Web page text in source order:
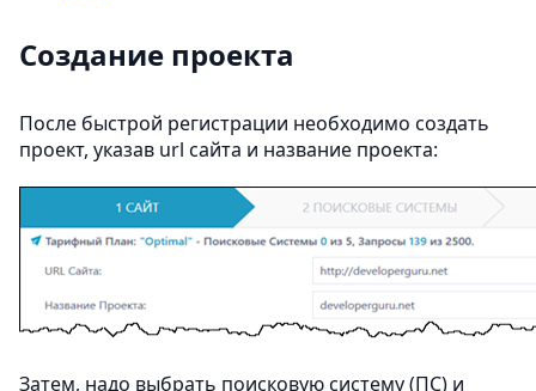
Создание проекта
После быстрой регистрации необходимо создать
проект, указав url сайта и название проекта:
Затем, надо выбрать поисковую систему (ПС) и